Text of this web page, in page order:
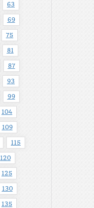
63
69
75
81
87
93
99
104
109
115
120
125
130
135